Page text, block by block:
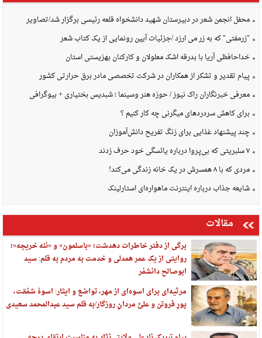
محفل انجمن شعر در دبیرستان شهید دانشخواه قلعه رئیسی برگزار شد/تصاویر
"زرمفتی" که به زر می ارزد /جزئیات آیین رونمایی از یک کتاب شعر
خداحافظی آریا با بدرقه اشک معلولان و کارکنان بهزیستی استان
پیام تقدیر و تشکر از همکاران در شرکت تخصصی مادر برق حرارتی کشور
معرفی خبرنگاران راک نیوز / حوزه هنر وسینما ؛ شبدیس بختیاری + بیوگرافی
برای کاهش سردردهای میگرنی چه کار کنیم ؟
چند پیشنهاد غذایی برای زنگ تفریح دانش‌آموزان
۷ سلبریتی که بی‌پروا درباره یائسگی خود حرف زدند
مردی که با ۸ همسرش در یک خانه زندگی می‌کند!
شایعه جذاب درباره اینترنت ماهواره‌ای استارلینک
مقالات
برگی از دفتر خاطرات دهدشت؛ «باسلمون» و «ننه خریجه»؛
روایتی از یک عمر همدلی و خدمت به مردم به قلم: سید
ابوصالح دانشفر
مرثیه‌ای برای اسوه‌ای از مهر، تواضع و ایثار: اسوهٔ شفقت،
پورِ فروتن و علیِّ مردانِ روزگار/به قلم سید عبدالمحمد سعیدی